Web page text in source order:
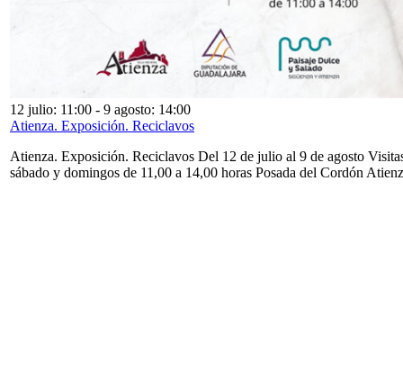
12 julio: 11:00 - 9 agosto: 14:00
Atienza. Exposición. Reciclavos
Atienza. Exposición. Reciclavos Del 12 de julio al 9 de agosto
sábado y domingos de 11,00 a 14,00 horas Posada del Cordón